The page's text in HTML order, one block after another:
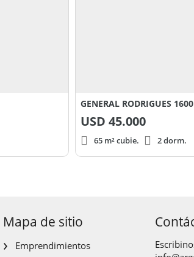
GENERAL RODRIGUES 1600
USD 45.000
65 m² cubie. 2 dorm.
Mapa de sitio
Emprendimientos